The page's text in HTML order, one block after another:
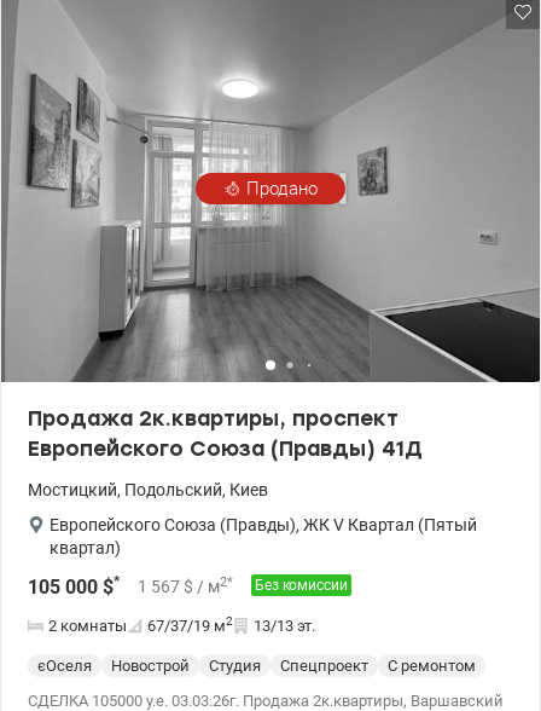
из комнаты; - два санузла. Пластиковые окна, входная дверь,
еврорадиаторы, лазерная стяжка, счетчики. Новый комплекс
комфорт класса: -закрытая территория; -ТРЦ Ретровиль;
-магазины (Сильпо, Novus, Ашан), рынки, аптеки, спортзал и
кафе; -детские площадки и зоны отдыха; -школы и детские
сады. Работаем с госсударственными социальными
программами и постановлениями: 266, 280, 600, Е-оселя, Е-
восстановление, внутриперемещенные лица, жилье для
участников АТО.
Продано
Продажа 2к.квартиры, проспект
Европейского Союза (Правды) 41Д
Мостицкий, Подольский, Киев
Европейского Союза (Правды), ЖК V Квартал (Пятый
квартал)
105 000 $* 1 567 $ / м2* Без комиссии
2 комнаты 67/37/19 м2 13/13 эт.
єОселя Новострой Студия Спецпроект
С ремонтом
СДЕЛКА 105000 у.е. 03.03.26г. Продажа 2к.квартиры, Варшавский